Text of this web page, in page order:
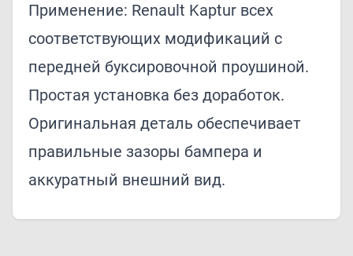
Применение: Renault Kaptur всех
соответствующих модификаций с
передней буксировочной проушиной.
Простая установка без доработок.
Оригинальная деталь обеспечивает
правильные зазоры бампера и
аккуратный внешний вид.